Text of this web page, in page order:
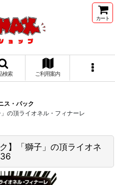
カート
検索 ご利用案内
ス・パック
の頂ライオネル・フィナーレ
】「獅子」の頂ライオネ